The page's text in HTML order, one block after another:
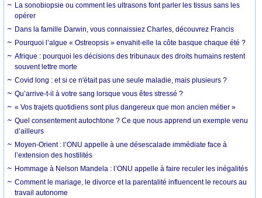
La sonobiopsie ou comment les ultrasons font parler les tissus sans les
opérer
Dans la famille Darwin, vous connaissiez Charles, découvrez Francis
Pourquoi l’algue « Ostreopsis » envahit-elle la côte basque chaque été ?
Afrique : pourquoi les décisions des tribunaux des droits humains restent
souvent lettre morte
Covid long : et si ce n'était pas une seule maladie, mais plusieurs ?
Qu’arrive-t-il à votre sang lorsque vous êtes stressé ?
« Vos trajets quotidiens sont plus dangereux que mon ancien métier »
Quel consentement autochtone ? Ce que nous apprend un exemple venu
d’ailleurs
Moyen-Orient : l’ONU appelle à une désescalade immédiate face à
l’extension des hostilités
Hommage à Nelson Mandela : l’ONU appelle à faire reculer les inégalités
Comment le mariage, le divorce et la parentalité influencent le recours au
travail autonome